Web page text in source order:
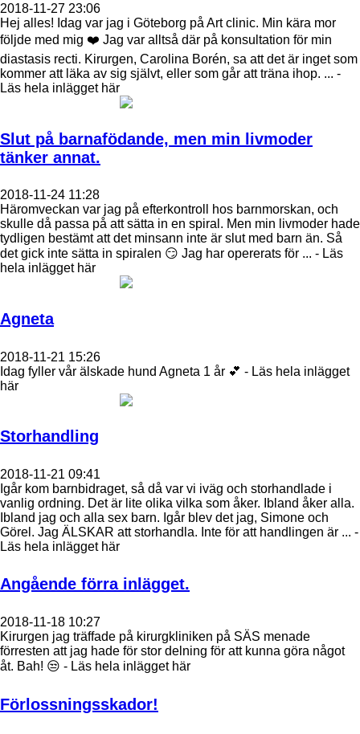
2018-11-27 23:06
Hej alles! Idag var jag i Göteborg på Art clinic. Min kära mor
följde med mig ❤️ Jag var alltså där på konsultation för min
diastasis recti. Kirurgen, Carolina Borén, sa att det är inget som
kommer att läka av sig självt, eller som går att träna ihop. ... -
Läs hela inlägget här
Slut på barnafödande, men min livmoder
tänker annat.
2018-11-24 11:28
Häromveckan var jag på efterkontroll hos barnmorskan, och
skulle då passa på att sätta in en spiral. Men min livmoder hade
tydligen bestämt att det minsann inte är slut med barn än. Så
det gick inte sätta in spiralen 😏 Jag har opererats för ... - Läs
hela inlägget här
Agneta
2018-11-21 15:26
Idag fyller vår älskade hund Agneta 1 år 💕 - Läs hela inlägget
här
Storhandling
2018-11-21 09:41
Igår kom barnbidraget, så då var vi iväg och storhandlade i
vanlig ordning. Det är lite olika vilka som åker. Ibland åker alla.
Ibland jag och alla sex barn. Igår blev det jag, Simone och
Görel. Jag ÄLSKAR att storhandla. Inte för att handlingen är ... -
Läs hela inlägget här
Angående förra inlägget.
2018-11-18 10:27
Kirurgen jag träffade på kirurgkliniken på SÄS menade
förresten att jag hade för stor delning för att kunna göra något
åt. Bah! 😒 - Läs hela inlägget här
Förlossningsskador!